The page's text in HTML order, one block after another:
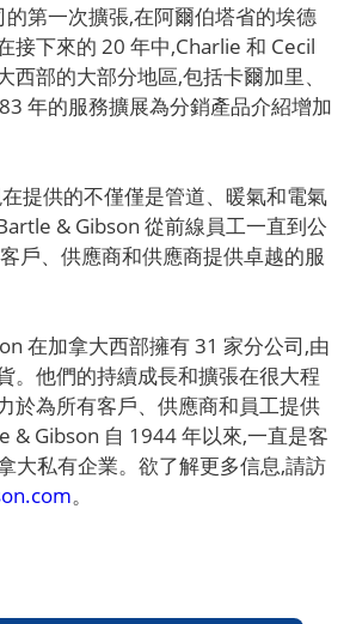
第一次擴張,在阿爾伯塔省的埃德
接下來的 20 年中,Charlie 和 Cecil
西部的大部分地區,包括卡爾加里、
年的服務擴展為分銷產品介紹增加
提供的不僅僅是管道、暖氣和電氣
& Gibson 從前線員工一直到公
戶、供應商和供應商提供卓越的服
在加拿大西部擁有 31 家分公司,由
。他們的持續成長和擴張在很大程
於為所有客戶、供應商和員工提供
& Gibson 自 1944 年以來,一直是客
大私有企業。欲了解更多信息,請訪
。